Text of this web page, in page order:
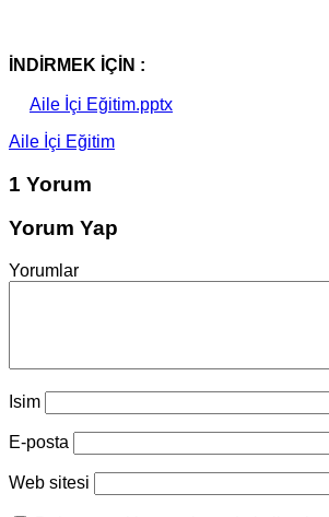
İNDİRMEK İÇİN :
Aile İçi Eğitim.pptx
Aile İçi Eğitim
1 Yorum
Yorum Yap
Yorumlar
Isim
E-posta
Web sitesi